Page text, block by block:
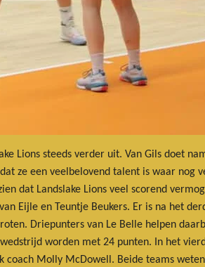
Lions steeds verder uit. Van Gils doet
ze een veelbelovend talent is waar nog
dat Landslake Lions veel scorend
Eijle en Teuntje Beukers. Er is na het
Driepunters van Le Belle helpen
worden met 24 punten. In het
coach Molly McDowell. Beide teams